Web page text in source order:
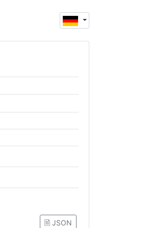
🗎 JSON